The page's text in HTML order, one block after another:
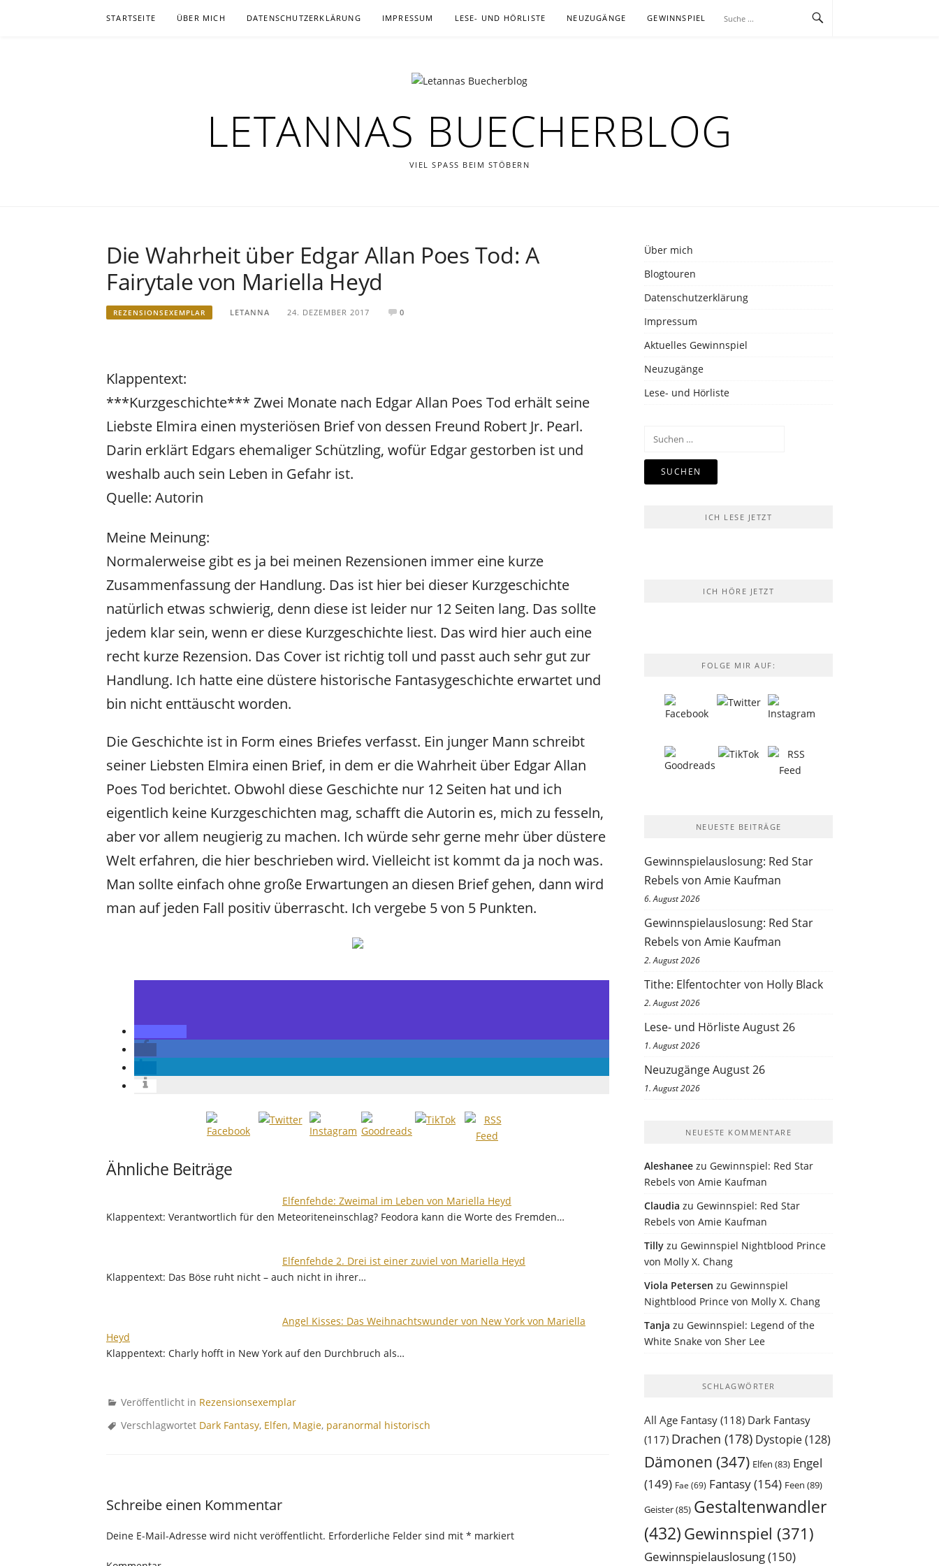
STARTSEITE ÜBER MICH DATENSCHUTZERKLÄRUNG IMPRESSUM LESE- UND HÖRLISTE NEUZUGÄNGE GEWINNSPIEL
LETANNAS BUECHERBLOG
VIEL SPASS BEIM STÖBERN
Die Wahrheit über Edgar Allan Poes Tod: A
Fairytale von Mariella Heyd
REZENSIONSEXEMPLAR LETANNA 24. DEZEMBER 2017 0
Klappentext:
***Kurzgeschichte*** Zwei Monate nach Edgar Allan Poes Tod erhält seine
Liebste Elmira einen mysteriösen Brief von dessen Freund Robert Jr. Pearl.
Darin erklärt Edgars ehemaliger Schützling, wofür Edgar gestorben ist und
weshalb auch sein Leben in Gefahr ist.
Quelle: Autorin
Meine Meinung:
Normalerweise gibt es ja bei meinen Rezensionen immer eine kurze
Zusammenfassung der Handlung. Das ist hier bei dieser Kurzgeschichte
natürlich etwas schwierig, denn diese ist leider nur 12 Seiten lang. Das sollte
jedem klar sein, wenn er diese Kurzgeschichte liest. Das wird hier auch eine
recht kurze Rezension. Das Cover ist richtig toll und passt auch sehr gut zur
Handlung. Ich hatte eine düstere historische Fantasygeschichte erwartet und
bin nicht enttäuscht worden.
Die Geschichte ist in Form eines Briefes verfasst. Ein junger Mann schreibt
seiner Liebsten Elmira einen Brief, in dem er die Wahrheit über Edgar Allan
Poes Tod berichtet. Obwohl diese Geschichte nur 12 Seiten hat und ich
eigentlich keine Kurzgeschichten mag, schafft die Autorin es, mich zu fesseln,
aber vor allem neugierig zu machen. Ich würde sehr gerne mehr über düstere
Welt erfahren, die hier beschrieben wird. Vielleicht ist kommt da ja noch was.
Man sollte einfach ohne große Erwartungen an diesen Brief gehen, dann wird
man auf jeden Fall positiv überrascht. Ich vergebe 5 von 5 Punkten.
Ähnliche Beiträge
Elfenfehde: Zweimal im Leben von Mariella Heyd
Klappentext: Verantwortlich für den Meteoriteneinschlag? Feodora kann die Worte des Fremden…
Elfenfehde 2. Drei ist einer zuviel von Mariella Heyd
Klappentext: Das Böse ruht nicht – auch nicht in ihrer…
Angel Kisses: Das Weihnachtswunder von New York von Mariella
Heyd
Klappentext: Charly hofft in New York auf den Durchbruch als…
Veröffentlicht in Rezensionsexemplar
Verschlagwortet Dark Fantasy, Elfen, Magie, paranormal historisch
Schreibe einen Kommentar
Deine E-Mail-Adresse wird nicht veröffentlicht. Erforderliche Felder sind mit * markiert
Über mich
Blogtouren
Datenschutzerklärung
Impressum
Aktuelles Gewinnspiel
Neuzugänge
Lese- und Hörliste
Suchen
ICH LESE JETZT
ICH HÖRE JETZT
FOLGE MIR AUF:
NEUESTE BEITRÄGE
Gewinnspielauslosung: Red Star
Rebels von Amie Kaufman
6. August 2026
Gewinnspielauslosung: Red Star
Rebels von Amie Kaufman
2. August 2026
Tithe: Elfentochter von Holly Black
2. August 2026
Lese- und Hörliste August 26
1. August 2026
Neuzugänge August 26
1. August 2026
NEUESTE KOMMENTARE
Aleshanee zu Gewinnspiel: Red Star
Rebels von Amie Kaufman
Claudia zu Gewinnspiel: Red Star
Rebels von Amie Kaufman
Tilly zu Gewinnspiel Nightblood Prince
von Molly X. Chang
Viola Petersen zu Gewinnspiel
Nightblood Prince von Molly X. Chang
Tanja zu Gewinnspiel: Legend of the
White Snake von Sher Lee
SCHLAGWÖRTER
All Age Fantasy (118) Dark Fantasy
(117) Drachen (178) Dystopie(128)
Dämonen (347) Elfen (83) Engel
(149) Fae (69) Fantasy(154) Feen (89)
Geister(85) Gestaltenwandler
(432) Gewinnspiel (371)
Gewinnspielauslosung(150)